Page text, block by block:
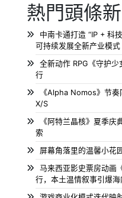
熱門頭條
中南卡通打造 “IP + 科
可持续发展全新产业模式
全新动作 RPG《守护
行
《Alpha Nomos》节
X/S
《阿特兰晶核》夏季
索
屏幕角落里的温馨小花
马来西亚影史票房动画
行，本土温情叙事引爆